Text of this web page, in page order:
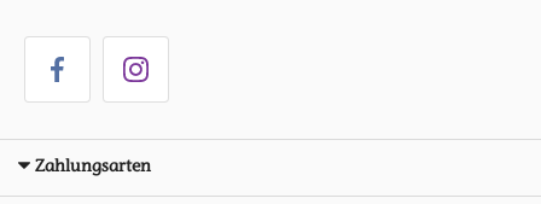
Zahlungsarten